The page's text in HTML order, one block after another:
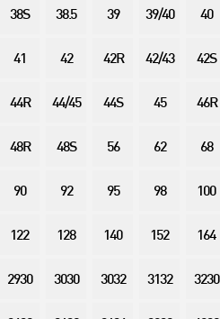
38S 38.5 39 39/40 40
41 42 42R 42/43 42S
44R 44/45 44S 45 46R
48R 48S 56 62 68
90 92 95 98 100
122 128 140 152 164
2930 3030 3032 3132 3230